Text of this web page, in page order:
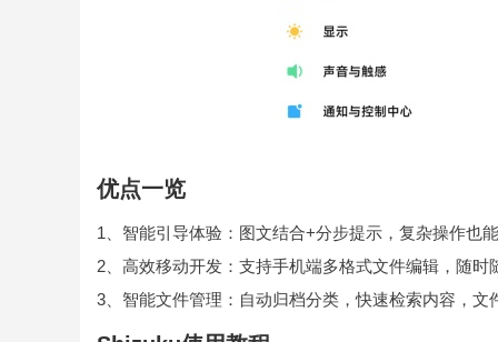
优点一览
1、智能引导体验：图文结合+分步提示，复杂操作也
2、高效移动开发：支持手机端多格式文件编辑，随时
3、智能文件管理：自动归档分类，快速检索内容，文